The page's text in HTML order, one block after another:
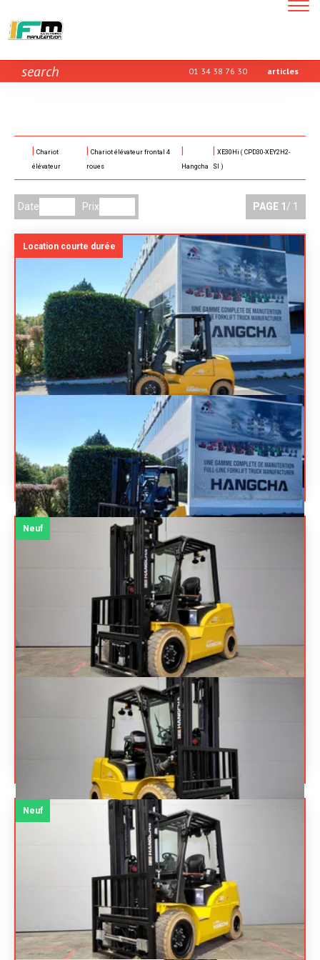
Toggle
search 01 34 38 76 30 articles
Chariot
élévateur
Chariot élévateur frontal 4
roues
Hangcha
XE30Hi ( CPD30-XEY2H2-
SI )
Date Prix PAGE 1 / 1
Location courte durée
Chariot élévateur frontal 4 roues
HANGCHA
XE30HI ( CPD30-
XEY2H2-SI )
Référence N14893
Énergie Électrique
Prix sur
demande
Neuf
Chariot élévateur frontal 4 roues
HANGCHA
XE30HI ( CPD30-
XEY2H2-SI )
Référence N15810
Énergie Électrique
Prix sur
demande
Neuf